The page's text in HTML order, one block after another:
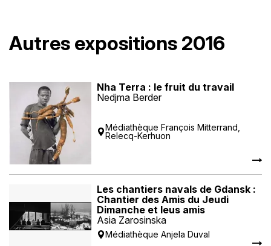
Autres expositions 2016
Nha Terra : le fruit du travail
Nedjma Berder
Médiathèque François Mitterrand,
Relecq-Kerhuon
Les chantiers navals de Gdansk :
Chantier des Amis du Jeudi
Dimanche et leus amis
Asia Zarosinska
Médiathèque Anjela Duval